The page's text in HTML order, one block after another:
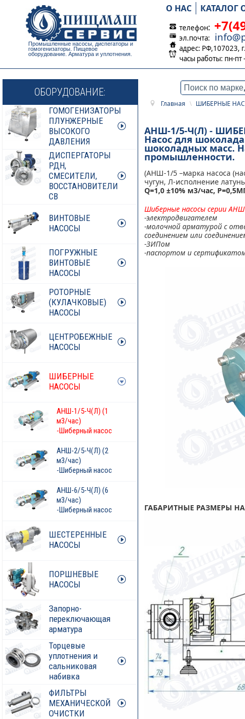
Промышленные насосы, диспегаторы и
гомогенизаторы. Пищевое
оборудование. Арматура и уплотнения.
О НАС КАТАЛОГ
телефон:
эл.почта:
адрес: РФ,107023,
часы работы: пн-пт
ОБОРУДОВАНИЕ:
ГОМОГЕНИЗАТОРЫ
ПЛУНЖЕРНЫЕ
ВЫСОКОГО
ДАВЛЕНИЯ
ДИСПЕРГАТОРЫ
РДН,
СМЕСИТЕЛИ,
ВОССТАНОВИТЕЛИ
СВ
ВИНТОВЫЕ
НАСОСЫ
ПОГРУЖНЫЕ
ВИНТОВЫЕ
НАСОСЫ
РОТОРНЫЕ
(КУЛАЧКОВЫЕ)
НАСОСЫ
ЦЕНТРОБЕЖНЫЕ
НАСОСЫ
ШИБЕРНЫЕ
НАСОСЫ
АНШ-1/5-Ч(Л) (1
м3/час)
-Шиберный насос
АНШ-2/5-Ч(Л) (2
м3/час)
-Шиберный насос
АНШ-6/5-Ч(Л) (6
м3/час)
-Шиберный насос
ШЕСТЕРЕННЫЕ
НАСОСЫ
ПОРШНЕВЫЕ
НАСОСЫ
Запорно-
переключающая
арматура
Торцевые
уплотнения и
сальниковая
набивка
ФИЛЬТРЫ
МЕХАНИЧЕСКОЙ
ОЧИСТКИ
Главная \ ШИБЕРНЫЕ
АНШ-1/5-Ч(Л) -
Насос для
шоколадных масс.
промышленности.
(АНШ-1/5 –марка насоса
чугун, Л-исполнение
Q=1,0 ±10% м3/час,
Шиберные насосы серии
-электродвигателем
-молочной арматурой с
соединением или
-ЗИПом
-паспортом и
ГАБАРИТНЫЕ РАЗМЕРЫ